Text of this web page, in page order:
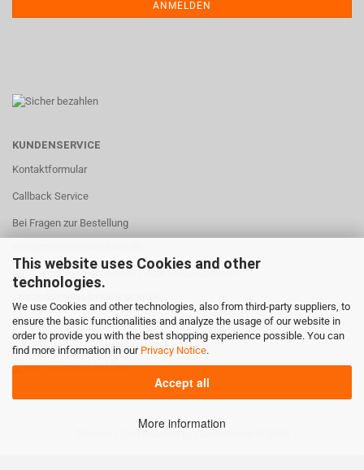
This website uses Cookies and other
technologies.
We use Cookies and other technologies, also from third-party suppliers, to
ensure the basic functionalities and analyze the usage of our website in
order to provide you with the best shopping experience possible. You can
find more information in our Privacy Notice.
Accept all
More information
ANMELDEN
KUNDENSERVICE
Kontaktformular
Callback Service
Bei Fragen zur Bestellung
Bei Fragen zu Digital & Technik:
U.Denker@meisesmobacenter.de